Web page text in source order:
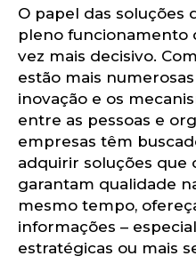
O papel das soluções
pleno funcionamento
vez mais decisivo.
estão mais
inovação e os
entre as pessoas e
empresas têm
adquirir soluções que
garantam qualidade
mesmo tempo,
informações –
estratégicas ou mais